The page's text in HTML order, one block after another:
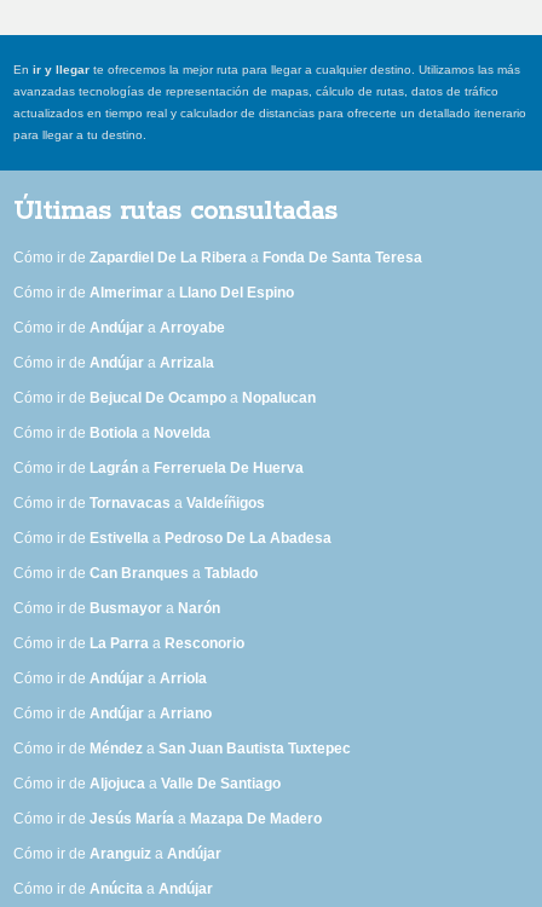
Enir y llegar te ofrecemos la mejor ruta para llegar a cualquier destino. Utilizamos las más
avanzadas tecnologías de representación de mapas, cálculo de rutas, datos de tráfico
actualizados en tiempo real y calculador de distancias para ofrecerte un detallado itenerario
para llegar a tu destino.
Últimas rutas consultadas
Cómo ir deZapardiel De La Ribera a Fonda De Santa Teresa
Cómo ir deAlmerimar a Llano Del Espino
Cómo ir deAndújar aArroyabe
Cómo ir deAndújar aArrizala
Cómo ir de Bejucal De Ocampo a Nopalucan
Cómo ir de Botiola a Novelda
Cómo ir de Lagrán a Ferreruela De Huerva
Cómo ir deTornavacas aValdeíñigos
Cómo ir de Estivella a Pedroso De La Abadesa
Cómo ir deCan Branques aTablado
Cómo ir de Busmayor a Narón
Cómo ir de La Parra a Resconorio
Cómo ir deAndújar aArriola
Cómo ir deAndújar aArriano
Cómo ir de Méndez aSan Juan Bautista Tuxtepec
Cómo ir deAljojuca aValle De Santiago
Cómo ir deJesús María a Mazapa De Madero
Cómo ir deAranguiz aAndújar
Cómo ir deAnúcita aAndújar